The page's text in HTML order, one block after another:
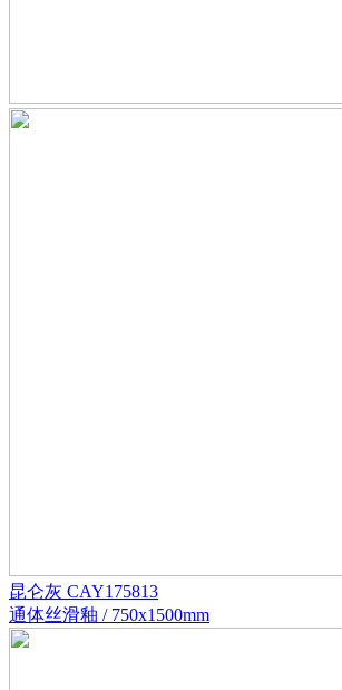
昆仑灰 CAY175813
通体丝滑釉 / 750x1500mm